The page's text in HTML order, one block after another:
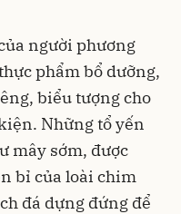
người phương
phẩm bổ dưỡng,
biểu tượng cho
Những tổ yến
mây sớm, được
bỉ của loài chim
đá dựng đứng để